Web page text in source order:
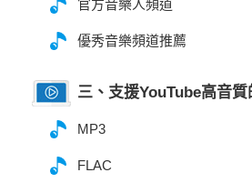
官方音樂人頻道
優秀音樂頻道推薦
三、支援YouTube高音
MP3
FLAC